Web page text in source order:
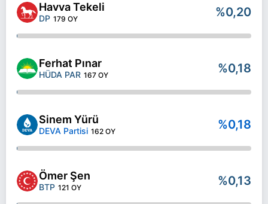
Havva Tekeli
DP 179 OY %0,20
Ferhat Pınar
HÜDA PAR 167 OY %0,18
Sinem Yürü
DEVA Partisi 162 OY %0,18
Ömer Şen
BTP 121 OY %0,13